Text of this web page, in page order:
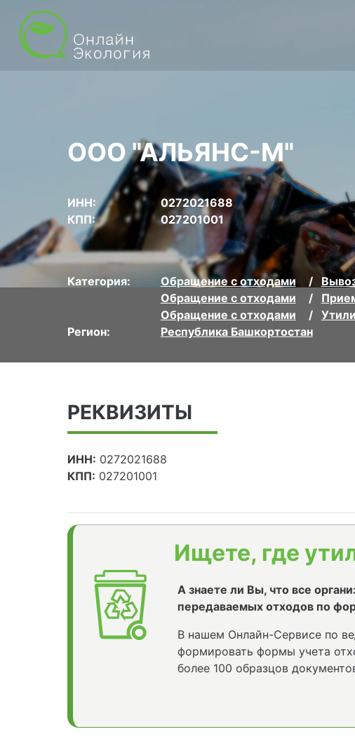
ООО "АЛЬЯНС-М"
ИНН:
0272021688
КПП:
027201001
Категория: Обращение с отходами
Обращение с отходами
Обращение с отходами
Регион:
Республика Башкортостан
РЕКВИЗИТЫ
ИНН: 0272021688
КПП: 027201001
Ищете, где
А знаете ли Вы, что все
передаваемых отходов по
В нашем Онлайн-Сервисе по
формировать формы учета
более 100 образцов